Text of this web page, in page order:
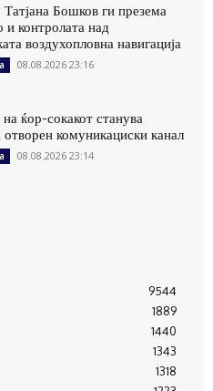
Бошков ги презема
и контролата над
воздухопловна навигација
08.08.2026 23:16
ќор-сокакот станува
комуникациски канал
08.08.2026 23:14
9544
1889
1440
1343
1318